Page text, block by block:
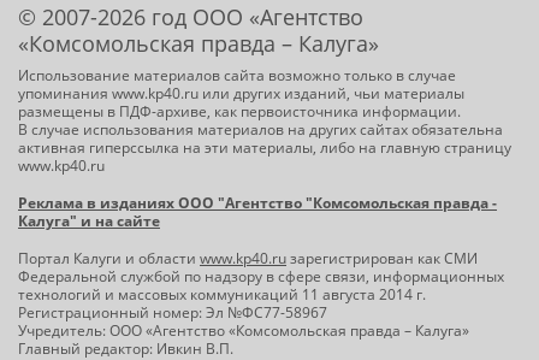
© 2007-2026 год ООО «Агентство
«Комсомольская правда – Калуга»
Использование материалов сайта возможно только в случае
упоминания www.kp40.ru или других изданий, чьи материалы
размещены в ПДФ-архиве, как первоисточника информации.
В случае использования материалов на других сайтах обязательна
активная гиперссылка на эти материалы, либо на главную страницу
www.kp40.ru
Реклама в изданиях ООО "Агентство "Комсомольская правда -
Калуга" и на сайте
Портал Калуги и области www.kp40.ruзарегистрирован как СМИ
Федеральной службой по надзору в сфере связи, информационных
технологий и массовых коммуникаций 11 августа 2014 г.
Регистрационный номер: Эл №ФС77-58967
Учредитель: ООО «Агентство «Комсомольская правда – Калуга»
Главный редактор: Ивкин В.П.